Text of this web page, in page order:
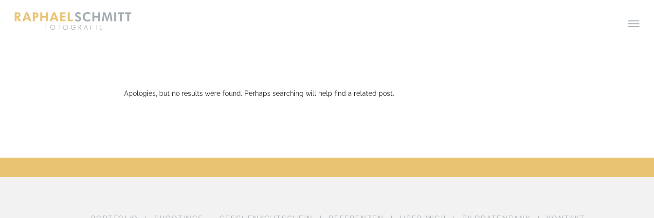
Apologies, but no results were found. Perhaps searching will help find a related post.